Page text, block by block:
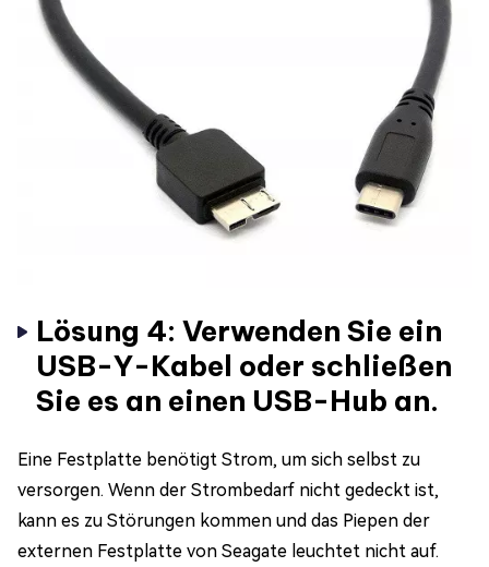
Lösung 4: Verwenden Sie ein
USB-Y-Kabel oder schließen
Sie es an einen USB-Hub an.
Eine Festplatte benötigt Strom, um sich selbst zu
versorgen. Wenn der Strombedarf nicht gedeckt ist,
kann es zu Störungen kommen und das Piepen der
externen Festplatte von Seagate leuchtet nicht auf.